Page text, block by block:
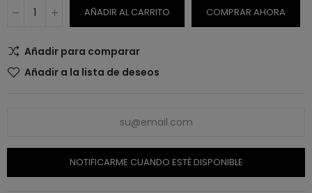
AÑADIR AL CARRITO COMPRAR AHORA
Añadir para comparar
Añadir a la lista de deseos
NOTIFICARME CUANDO ESTÉ DISPONIBLE